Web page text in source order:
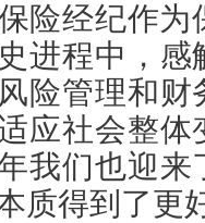
险经纪作为
进程中，
险管理和
应社会整
我们也迎
质得到了更